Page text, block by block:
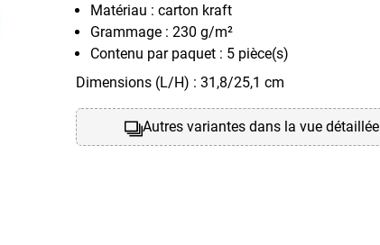
Matériau : carton kraft
Grammage : 230 g/m²
Contenu par paquet : 5 pièce(s)
Dimensions (L/H) : 31,8/25,1 cm
Autres variantes dans la vue détaillée